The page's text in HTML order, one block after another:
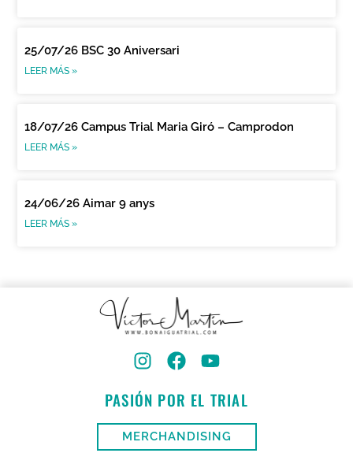
25/07/26 BSC 30 Aniversari
LEER MÁS »
18/07/26 Campus Trial Maria Giró – Camprodon
LEER MÁS »
24/06/26 Aimar 9 anys
LEER MÁS »
PASIÓN POR EL TRIAL
MERCHANDISING